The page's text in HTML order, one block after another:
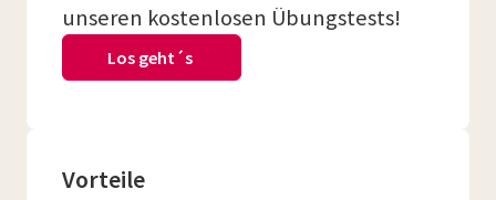
unseren kostenlosen Übungstests!
Los geht´s
Vorteile